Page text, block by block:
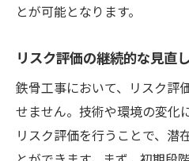
とが可能となります。
リスク評価の継続的な見直し
鉄骨工事において、リスク評
せません。技術や環境の変化
リスク評価を行うことで、潜